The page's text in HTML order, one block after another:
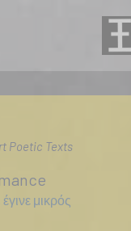
Poetic Texts
μικρός